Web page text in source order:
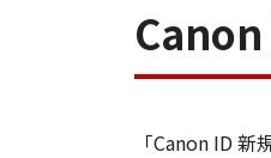
「Canon ID